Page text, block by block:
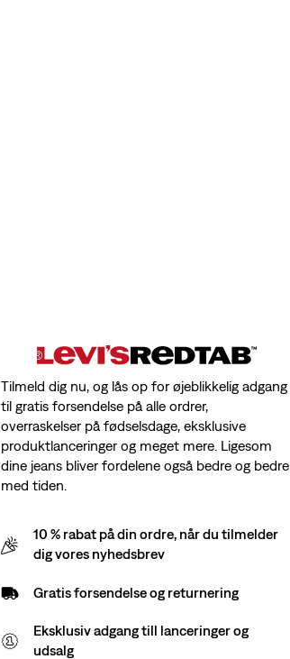
Tilmeld dig nu, og lås op for øjeblikkelig adgang
til gratis forsendelse på alle ordrer,
overraskelser på fødselsdage, eksklusive
produktlanceringer og meget mere. Ligesom
dine jeans bliver fordelene også bedre og bedre
med tiden.
10 % rabat på din ordre, når du tilmelder
dig vores nyhedsbrev
Gratis forsendelse og returnering
Eksklusiv adgang till lanceringer og
udsalg